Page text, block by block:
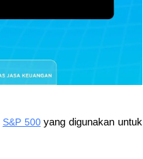
S&P 500 yang digunakan untuk